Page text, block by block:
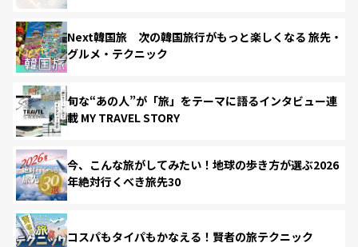
Next韓国旅 次の韓国旅行がもっと楽しくなる 旅先・
グルメ・テクニック
旬な“あの人”が「旅」をテーマに語るインタビュー連
載 MY TRAVEL STORY
今、こんな旅がしてみたい！地球の歩き方が選ぶ2026
年絶対行くべき旅先30
コスパもタイパもかなえる！賢者の旅テクニック